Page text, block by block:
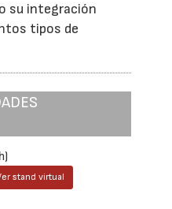
su integración
tipos de
stand virtual